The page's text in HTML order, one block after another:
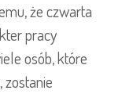
że czwarta
pracy
osób, które